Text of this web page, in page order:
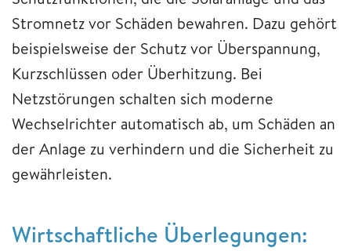
Stromnetz vor Schäden bewahren. Dazu gehört
beispielsweise der Schutz vor Überspannung,
Kurzschlüssen oder Überhitzung. Bei
Netzstörungen schalten sich moderne
Wechselrichter automatisch ab, um Schäden an
der Anlage zu verhindern und die Sicherheit zu
gewährleisten.
Wirtschaftliche Überlegungen: